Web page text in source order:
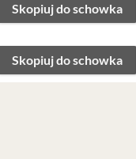
Skopiuj do schowka
Skopiuj do schowka